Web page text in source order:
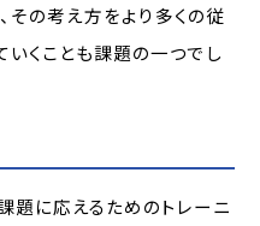
その考え方をより多くの従
いくことも課題の一つでし
題に応えるためのトレーニ